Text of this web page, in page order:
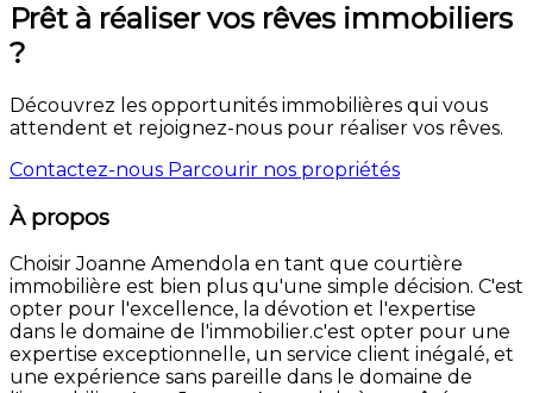
Prêt à réaliser vos rêves immobiliers
?
Découvrez les opportunités immobilières qui vous
attendent et rejoignez-nous pour réaliser vos rêves.
Contactez-nous Parcourir nos propriétés
À propos
Choisir Joanne Amendola en tant que courtière
immobilière est bien plus qu'une simple décision. C'est
opter pour l'excellence, la dévotion et l'expertise
dans le domaine de l'immobilier.c'est opter pour une
expertise exceptionnelle, un service client inégalé, et
une expérience sans pareille dans le domaine de